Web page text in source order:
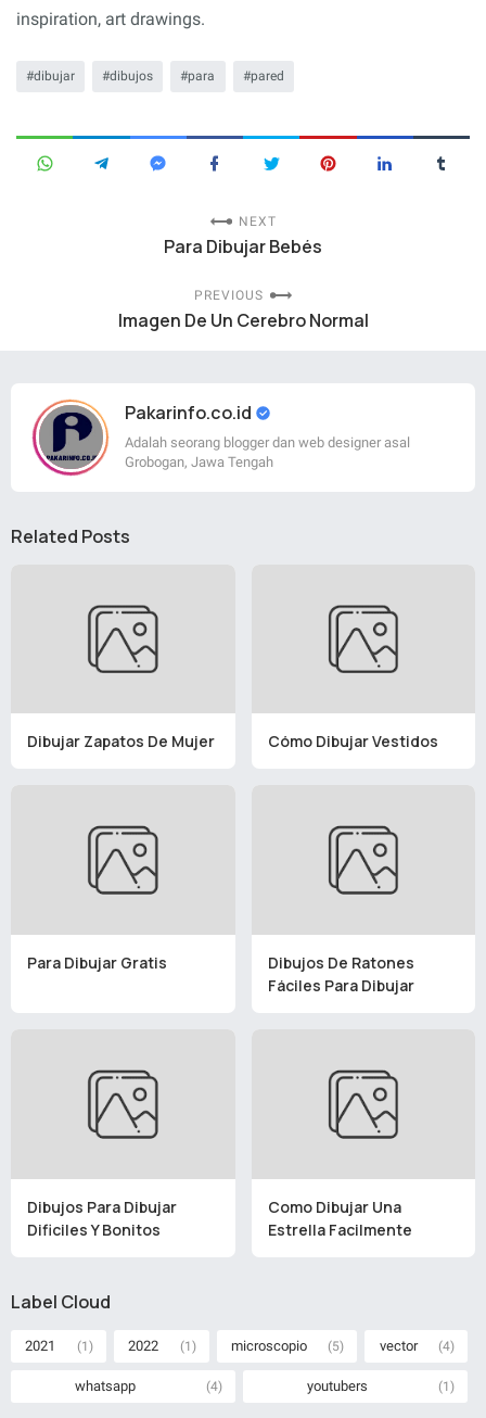
inspiration, art drawings.
dibujar dibujos para pared
NEXT
Para Dibujar Bebés
PREVIOUS
Imagen De Un Cerebro Normal
Pakarinfo.co.id
Adalah seorang blogger dan web designer asal
Grobogan, Jawa Tengah
Related Posts
Dibujar Zapatos De Mujer Cómo Dibujar Vestidos
Para Dibujar Gratis
Dibujos De Ratones
Fáciles Para Dibujar
Dibujos Para Dibujar
Dificiles Y Bonitos
Como Dibujar Una
Estrella Facilmente
Label Cloud
2021 (1) 2022 (1) microscopio (5) vector (4)
whatsapp (4) youtubers (1)